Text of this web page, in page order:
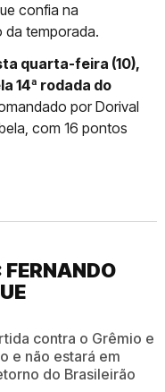
confia na
da temporada.
quarta-feira (10),
14ª rodada do
por Dorival
com 16 pontos
contra o Grêmio e
e não estará em
do Brasileirão